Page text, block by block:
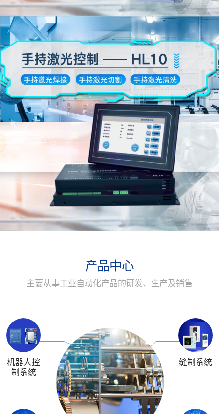
产品中心
主要从事工业自动化产品的研发、生产及销售
机器人控
制系统
缝制系统